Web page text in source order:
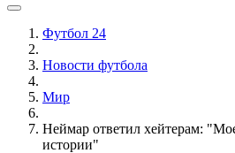
Футбол 24
Новости футбола
Мир
Неймар ответил хейтерам:
истории"